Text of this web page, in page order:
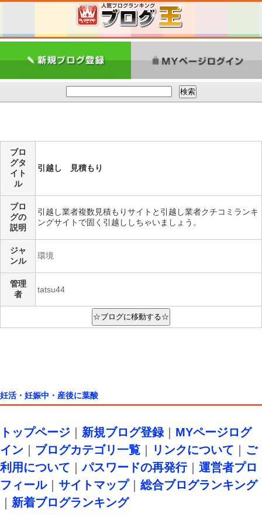
ブロ
グタ
イト
ル
引越し 見積もり
ブロ
グの
説明
引越し業者複数見積もりサイトと引越し業者クチコミランキ
ングサイトで固く引越ししちゃいましょう。
ジャ
ンル
環境
管理
者
tatsu44
妊活・妊娠中・産後に葉酸
トップページ 新規ブログ登録｜ MYページログ
イン
ブログカテゴリ一覧 リンクについて
ご
利用について ｜パスワードの再発行｜ 運営者プロ
フィール｜ サイトマップ｜ 総合ブログランキング
新着ブログランキング